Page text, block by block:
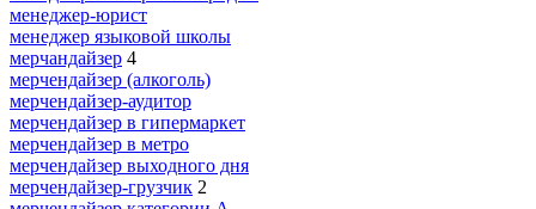
менеджер-юрист
менеджер языковой школы
мерчандайзер 4
мерчендайзер (алкоголь)
мерчендайзер-аудитор
мерчендайзер в гипермаркет
мерчендайзер в метро
мерчендайзер выходного дня
мерчендайзер-грузчик 2